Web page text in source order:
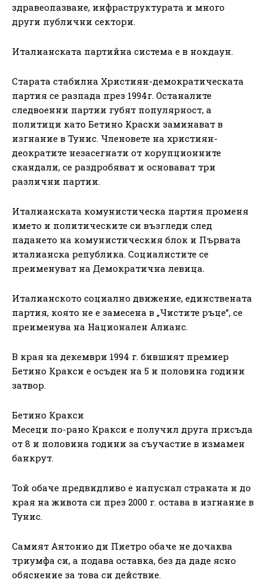
здравеопазване, инфраструктурата и много
други публични сектори.
Италианската партийна система е в нокдаун.
Старата стабилна Християн-демократическата
партия се разпада през 1994г. Останалите
следвоенни партии губят популярност, а
политици като Бетино Краски заминават в
изгнание в Тунис. Членовете на християн-
деократите незасегнати от корупционните
скандали, се раздробяват и основават три
различни партии.
Италианската комунистическа партия променя
името и политическите си възгледи след
падането на комунистическия блок и Първата
италианска република. Социалистите се
преименуват на Демократична левица.
Италианското социално движение, единствената
партия, която не е замесена в „Чистите ръце”, се
преименува на Национален Алианс.
В края на декември 1994 г. бившият премиер
Бетино Кракси е осъден на 5 и половина години
затвор.
Бетино Кракси
Месеци по-рано Кракси е получил друга присъда
от 8 и половина години за съучастие в измамен
банкрут.
Той обаче предвидливо е напуснал страната и до
края на живота си през 2000 г. остава в изгнание в
Тунис.
Самият Антонио ди Пиетро обаче не дочаква
триумфа си, а подава оставка, без да даде ясно
обяснение за това си действие.